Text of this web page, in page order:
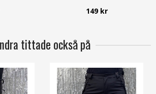
149 kr
tittade också på